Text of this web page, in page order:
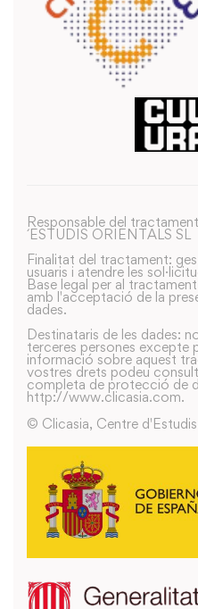
Responsable del
´ESTUDIS ORIENTALS SL
Finalitat del tractament:
usuaris i atendre les
Base legal per al
amb l'acceptació de la
dades.
Destinataris de les dades:
terceres persones excepte
informació sobre aquest
vostres drets podeu
completa de protecció de
http://www.clicasia.com.
© Clicasia, Centre